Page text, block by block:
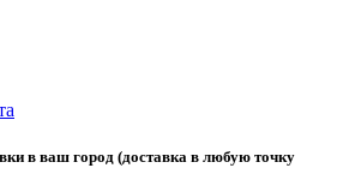
в ваш город (доставка в любую точку